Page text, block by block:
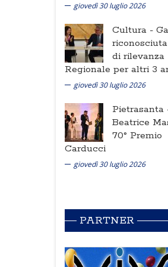
giovedì 30 luglio 2026
Cultura -
di rilevanza
Regionale per altri 3
giovedì 30 luglio 2026
Pietrasanta
Beatrice
70° Premio
Carducci
giovedì 30 luglio 2026
PARTNER